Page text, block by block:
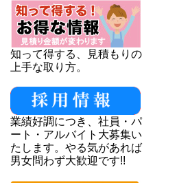
知って得する、見積もりの
上手な取り方。
業績好調につき、社員・パ
ート・アルバイト大募集い
たします。やる気があれば
男女問わず大歓迎です!!